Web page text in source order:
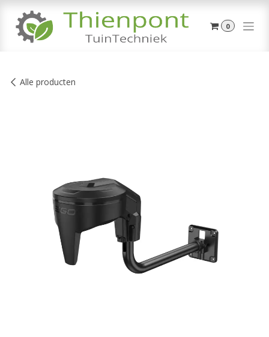
0
Alle producten